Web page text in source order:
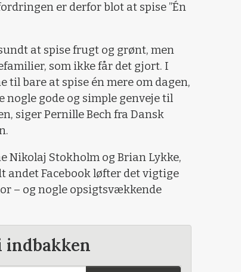
er derfor blot at spise ”Én
at spise frugt og grønt, men
som ikke får det gjort. I
bare at spise én mere om dagen,
nogle gode og simple genveje til
siger Pernille Bech fra Dansk
Nikolaj Stokholm og Brian Lykke,
andet Facebook løfter det vigtige
– og nogle opsigtsvækkende
indbakken